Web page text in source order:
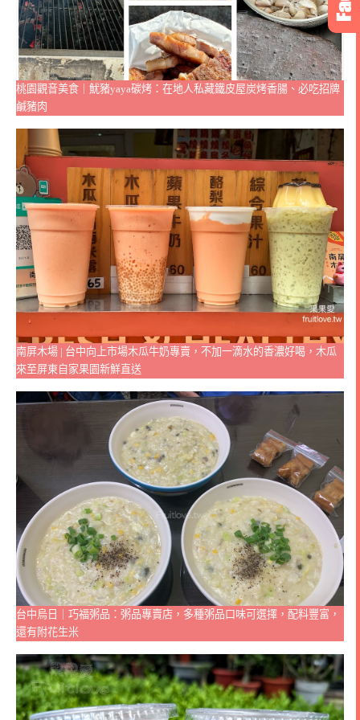
桃園觀音美食｜魷豬yaya碳烤：在地人私藏鐵皮屋炭烤香腸、必吃招牌
鹹豬肉
南屏木場 | 台中向上市場木瓜牛奶專賣，不加一滴水的香濃好喝，木瓜
來至屏東自家果園新鮮直送
台中烏日｜巧福粥品：粥品專賣店，多種粥品口味可選擇，配料豐富，
還有附花生米